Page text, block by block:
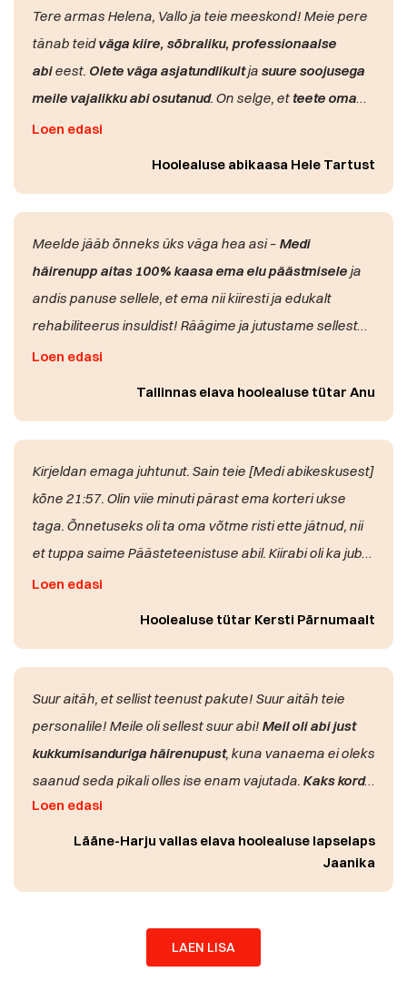
Tänu uuele süsteemile on meie klientide
turvalisus ja hooldajate töökorraldus märgatavalt
Täname Meditech Estoniatprofessionaalse koostööja
lahenduseeest!
Tere armas Helena, Vallo ja teie meeskond! Meie pere
tänab teidväga kiire, sõbraliku, professionaalse
abieest. Olete väga asjatundlikultja suure soojusega
meile vajalikku abi osutanud. On selge, et teete oma
tööd armastuse
Loen edasi
Hoolealuse abikaasa Hele Tartust
Meelde jääb õnneks üks väga hea asi – Medi
häirenupp aitas 100% kaasa ema elu päästmisele ja
andis panuse sellele, et ema nii kiiresti ja edukalt
rehabiliteerus insuldist! Räägime ja jutustame sellest
kõigile!!! Parim reklaam.
Loen edasi
Tallinnas elava hoolealuse tütar Anu
Kirjeldan emaga juhtunut. Sain teie [Medi abikeskusest]
kõne 21:57. Olin viie minuti pärast ema korteri ukse
taga. Õnnetuseks oli ta oma võtme risti ette jätnud, nii
et tuppa saime Päästeteenistuse abil. Kiirabi oli ka juba
kohal. Ema olevat takerdunud mingi asja taha ja kukkus.
jõudsime nii ruttu talle appi!
Loen edasi
Hoolealuse tütar Kersti Pärnumaalt
Suur aitäh, et sellist teenust pakute! Suur aitäh teie
personalile! Meile oli sellest suur abi! Meil oli abi just
kukkumisanduriga häirenupust, kuna vanaema ei oleks
saanud seda pikali olles ise enam vajutada. Kaks korda
oli kukkumist ja mõlemal korral andis häirenupp ka
koheselt teada . Nupp on väga tundlik, kui inimene
kukub, aga samas ei andnud kordagi valehäiret.Veel
kord suur aitäh!
Loen edasi
Lääne-Harju vallas elava hoolealuse lapselaps
Jaanika
LAEN LISA